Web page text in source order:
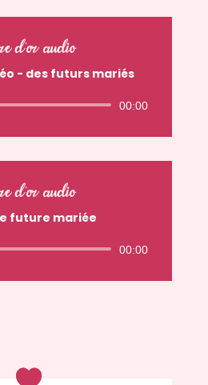
d'or audio
- des futurs mariés
Lecteur
00:00
d'or audio
future mariée
Lecteur
00:00